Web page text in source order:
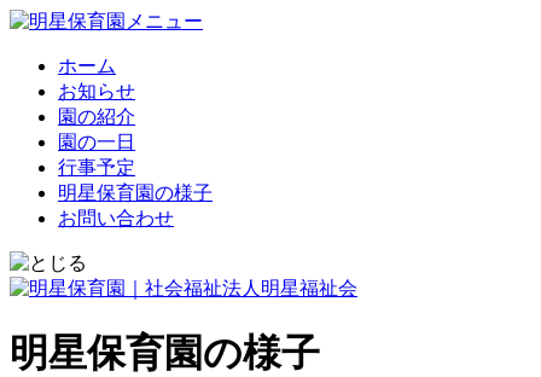
ホーム
お知らせ
園の紹介
園の一日
行事予定
明星保育園の様子
お問い合わせ
明星保育園の様子